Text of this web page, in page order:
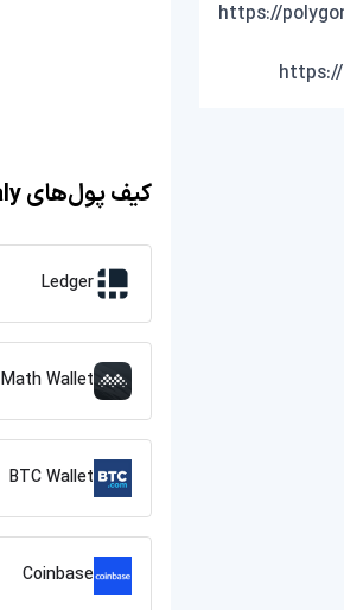
کیف پول‌های Carnomaly
Ledger
Math Wallet
BTC Wallet
Coinbase